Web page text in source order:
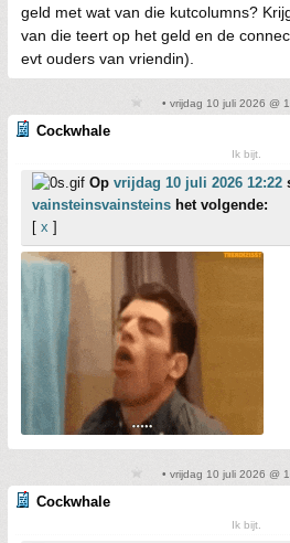
geld met wat van die kutcolumns?
van die teert op het geld en de
evt ouders van vriendin).
• vrijdag 10 juli 2026 @
Cockwhale
Ik bijt.
Op vrijdag 10 juli 2026 12:22
vainsteinsvainsteins het volgende:
[ x ]
• vrijdag 10 juli 2026 @
Cockwhale
Ik bijt.